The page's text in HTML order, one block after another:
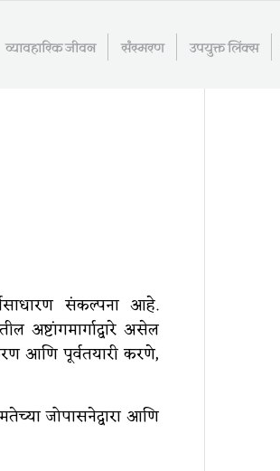
व्यावहारिक जीवन संस्मरण उपयुक्त लिंक्स
संकल्पना आहे.
अष्टांगमार्गाद्वारे असेल
आणि पूर्वतयारी करणे,
जोपासनेद्वारा आणि